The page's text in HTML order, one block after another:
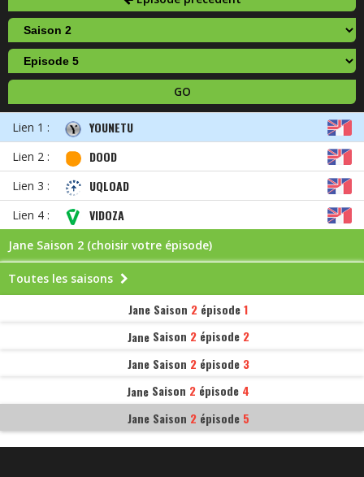
GO
Lien 1 : YOUNETU
Lien 2 : DOOD
Lien 3 : UQLOAD
Lien 4 : VIDOZA
Jane Saison 2 (choisir votre épisode)
Toutes les saisons
Jane Saison 2 épisode1
Jane Saison 2épisode 2
Jane Saison 2épisode 3
Jane Saison 2 épisode 4
Jane Saison 2épisode 5